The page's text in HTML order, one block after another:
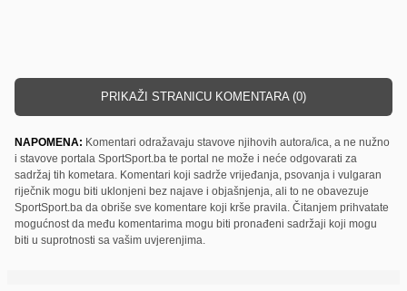
PRIKAŽI STRANICU KOMENTARA (0)
NAPOMENA: Komentari odražavaju stavove njihovih autora/ica, a ne nužno
i stavove portala SportSport.ba te portal ne može i neće odgovarati za
sadržaj tih kometara. Komentari koji sadrže vrijeđanja, psovanja i vulgaran
riječnik mogu biti uklonjeni bez najave i objašnjenja, ali to ne obavezuje
SportSport.ba da obriše sve komentare koji krše pravila. Čitanjem prihvatate
mogućnost da među komentarima mogu biti pronađeni sadržaji koji mogu
biti u suprotnosti sa vašim uvjerenjima.